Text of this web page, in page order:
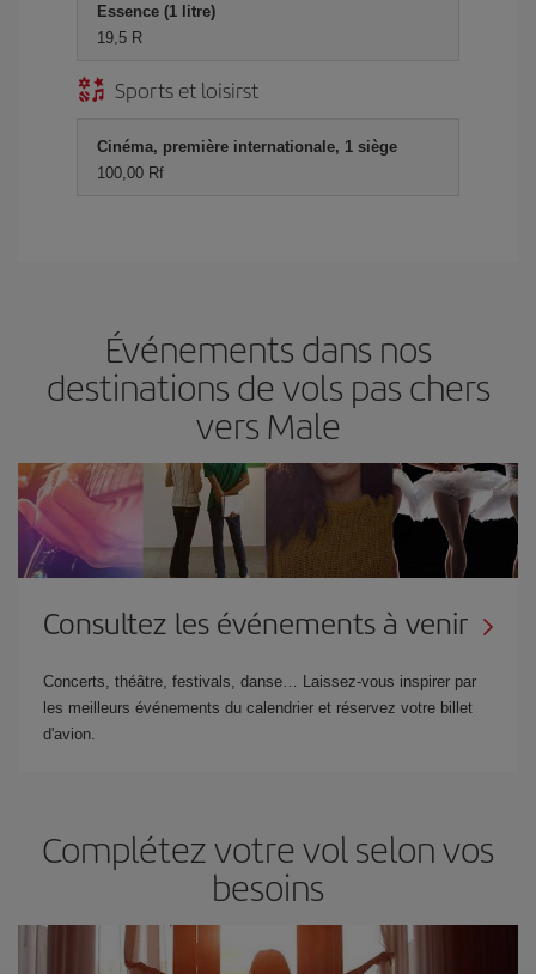
Essence (1 litre)
19,5 R
Sports et loisirst
Cinéma, première internationale, 1 siège
100,00 Rf
Événements dans nos
destinations de vols pas chers
vers Male
Consultez les événements à venir
Concerts, théâtre, festivals, danse… Laissez-vous inspirer par
les meilleurs événements du calendrier et réservez votre billet
d'avion.
Complétez votre vol selon vos
besoins